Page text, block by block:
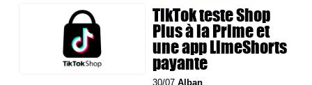
TikTok teste Shop
Plus à la Prime et
une app LimeShorts
payante
30/07Alban